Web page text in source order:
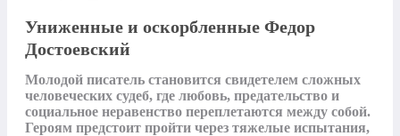
Униженные и оскорбленные Федор
Достоевский
Молодой писатель становится свидетелем сложных
человеческих судеб, где любовь, предательство и
социальное неравенство переплетаются между собой.
Героям предстоит пройти через тяжелые испытания,